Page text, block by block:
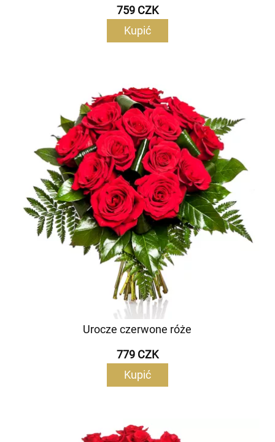
759 CZK
Kupić
Urocze czerwone róże
779 CZK
Kupić